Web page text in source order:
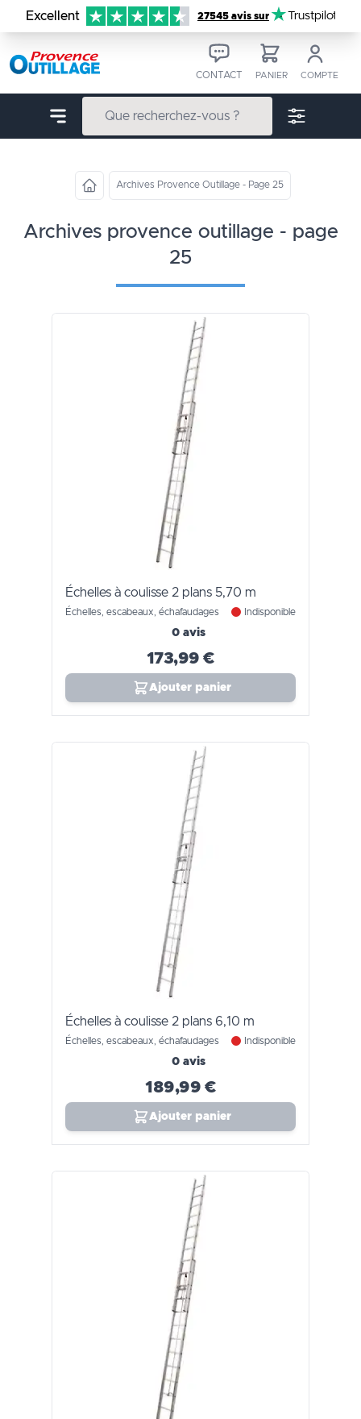
Aller au contenu
Excellent 27545 avis sur Trustpilot
CONTACT PANIER COMPTE
Archives Provence Outillage - Page 25
archives provence outillage - page
25
Échelles à coulisse 2 plans 5,70 m
Échelles, escabeaux, échafaudages Indisponible
0 avis
173,99 €
Ajouter panier
Échelles à coulisse 2 plans 6,10 m
Échelles, escabeaux, échafaudages Indisponible
0 avis
189,99 €
Ajouter panier